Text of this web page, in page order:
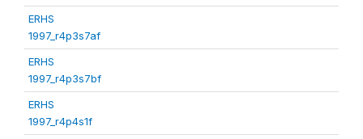
ERHS
1997_r4p3s7af
ERHS
1997_r4p3s7bf
ERHS
1997_r4p4s1f